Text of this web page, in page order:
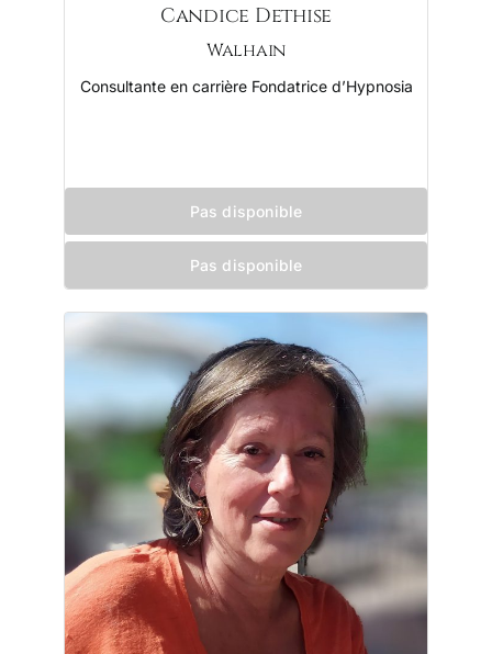
Candice Dethise
Walhain
Consultante en carrière Fondatrice d’Hypnosia
Pas disponible
Pas disponible